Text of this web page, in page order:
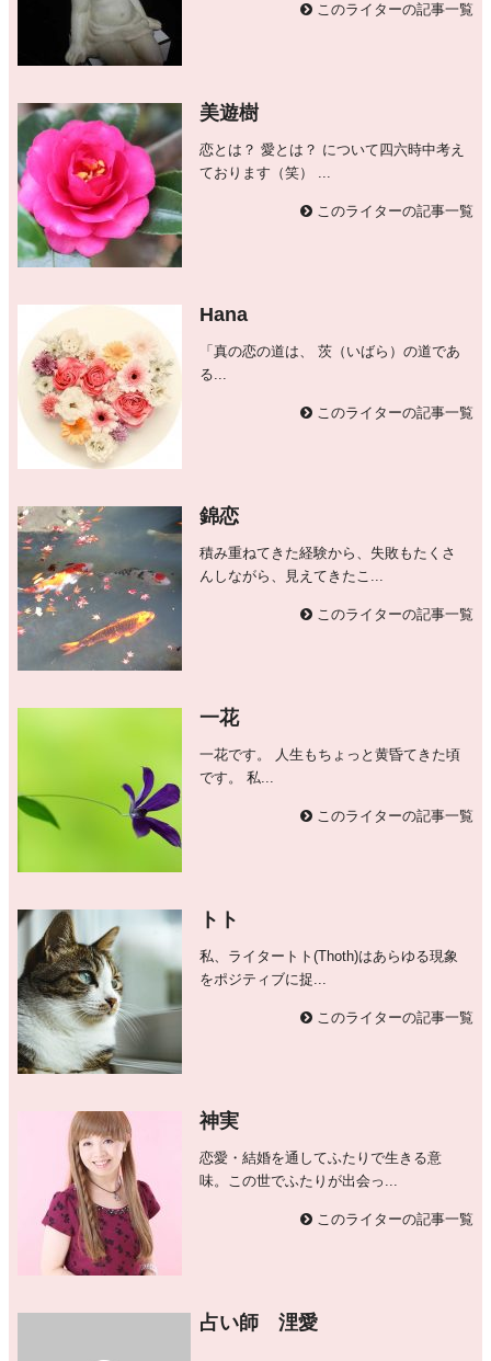
このライターの記事一覧
美遊樹
恋とは？ 愛とは？ について四六時中考え
ております（笑） ...
このライターの記事一覧
Hana
「真の恋の道は、 茨（いばら）の道であ
る...
このライターの記事一覧
錦恋
積み重ねてきた経験から、失敗もたくさ
んしながら、見えてきたこ...
このライターの記事一覧
一花
一花です。 人生もちょっと黄昏てきた頃
です。 私...
このライターの記事一覧
トト
私、ライタートト(Thoth)はあらゆる現象
をポジティブに捉...
このライターの記事一覧
神実
恋愛・結婚を通してふたりで生きる意
味。この世でふたりが出会っ...
このライターの記事一覧
占い師 浬愛